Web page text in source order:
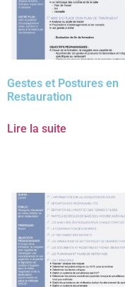
Gestes et Postures en
Restauration
Lire la suite